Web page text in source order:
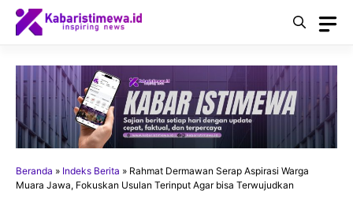
Langsung
Beranda » Indeks Berita » Rahmat Dermawan Serap Aspirasi Warga
Muara Jawa, Fokuskan Usulan Terinput Agar bisa Terwujudkan